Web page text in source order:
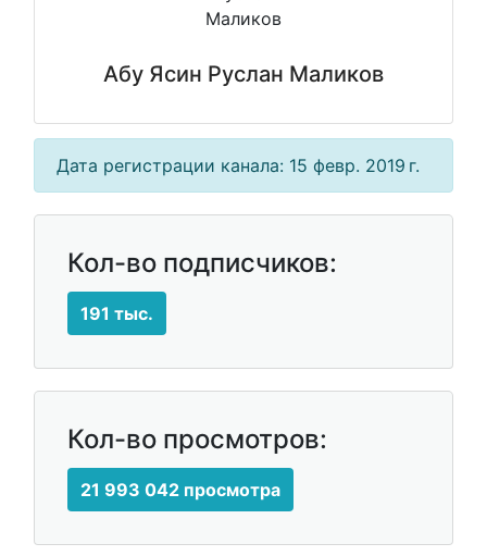
Абу Ясин Руслан Маликов
Дата регистрации канала: 15 февр. 2019 г.
Кол-во подписчиков:
191 тыс.
Кол-во просмотров:
21 993 042 просмотра